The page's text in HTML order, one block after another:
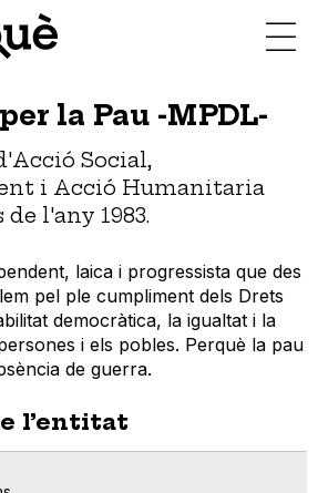
la Pau -MPDL-
Social,
i Acció Humanitaria
l'any 1983.
laica i progressista que des
pel ple cumpliment dels Drets
democràtica, la igualtat i la
i els pobles. Perquè la pau
de guerra.
l’entitat